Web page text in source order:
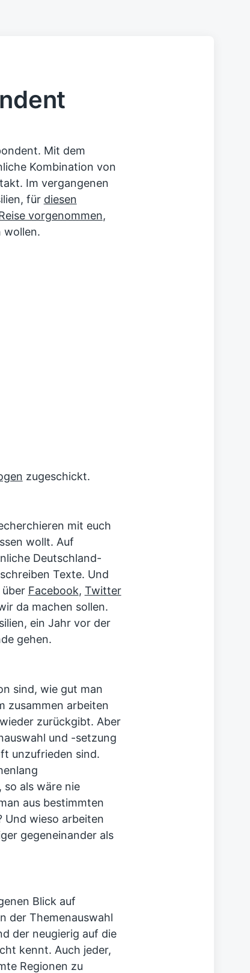
Mit dem
Kombination von
Im vergangenen
für diesen
vorgenommen,
wollen.
zugeschickt.
mit euch
wollt. Auf
Deutschland-
Texte. Und
über Facebook, Twitter
da machen sollen.
ein Jahr vor der
gehen.
sind, wie gut man
zusammen arbeiten
zurückgibt. Aber
und -setzung
unzufrieden sind.
als wäre nie
aus bestimmten
Und wieso arbeiten
gegeneinander als
Blick auf
der Themenauswahl
der neugierig auf die
kennt. Auch jeder,
Regionen zu